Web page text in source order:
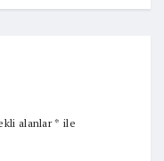
alanlar* ile